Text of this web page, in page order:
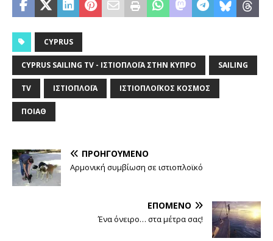
CYPRUS
CYPRUS SAILING TV - ΙΣΤΙΟΠΛΟΪ́Α ΣΤΗΝ ΚΎΠΡΟ SAILING
TV ΙΣΤΙΟΠΛΟΪ́Α ΙΣΤΙΟΠΛΟΪΚΌΣ ΚΌΣΜΟΣ
ΠΟΙΑΘ
ΠΡΟΗΓΟΎΜΕΝΟ
Αρμονική συμβίωση σε ιστιοπλοϊκό
ΕΠΌΜΕΝΟ
Ένα όνειρο… στα μέτρα σας!